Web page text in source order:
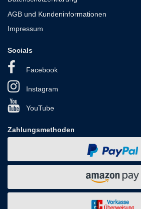
AGB und Kundeninformationen
Impressum
Socials
Facebook
Instagram
YouTube
Zahlungsmethoden